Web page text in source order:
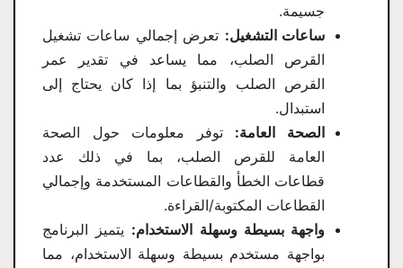
جسيمة.
ساعات التشغيل: تعرض إجمالي ساعات تشغيل
القرص الصلب، مما يساعد في تقدير عمر
القرص الصلب والتنبؤ بما إذا كان يحتاج إلى
استبدال.
الصحة العامة: توفر معلومات حول الصحة
العامة للقرص الصلب، بما في ذلك عدد
قطاعات الخطأ والقطاعات المستخدمة وإجمالي
القطاعات المكتوبة/القراءة.
واجهة بسيطة وسهلة الاستخدام: يتميز البرنامج
بواجهة مستخدم بسيطة وسهلة الاستخدام، مما